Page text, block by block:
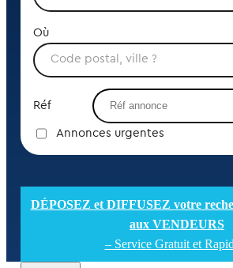
Où
Réf
Annonces urgentes
DÉPOSEZ et DIFFUSEZ votre
aux VENDEURS
– Service Gratuit et